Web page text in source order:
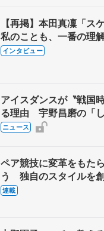
【再掲】本田真凜「ス
私のことも、一番の理
退時の単独インタビュ
インタビュー
アイスダンスが〝戦国
る理由 宇野昌磨の「
実力者が相次いで参戦
ニュース
ペア競技に変革をもた
う 独自のスタイルを
【引退発表後②】
連載